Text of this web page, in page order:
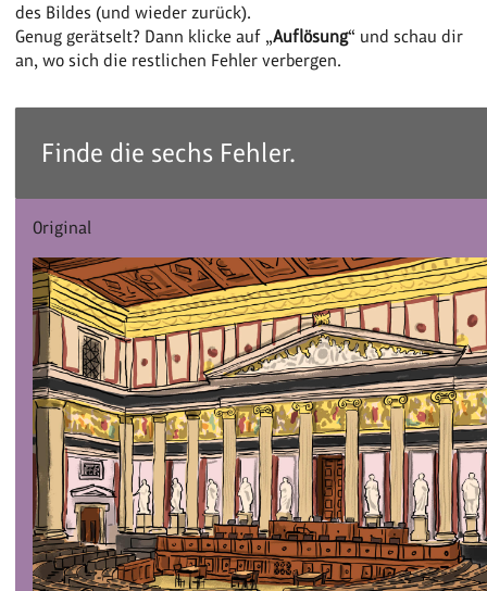
des Bildes (und wieder zurück).
Genug gerätselt? Dann klicke auf „Auflösung“ und schau dir
an, wo sich die restlichen Fehler verbergen.
Finde die sechs Fehler.
Original